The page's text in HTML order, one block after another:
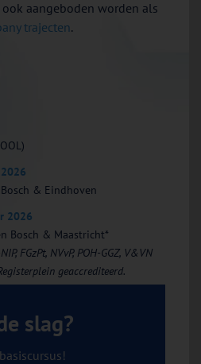
aangeboden worden als
trajecten.
& Eindhoven
2026
Bosch & Maastricht*
FGzPt, NVvP, POH-GGZ, V&VN
geaccrediteerd.
slag?